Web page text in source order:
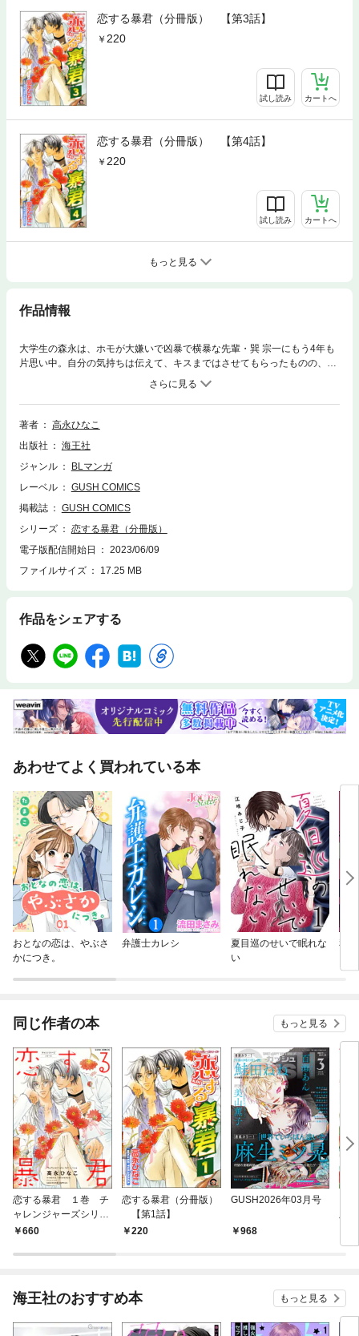
恋する暴君（分冊版） 【第3話】
220
試し読み カートへ
恋する暴君（分冊版） 【第4話】
220
試し読み カートへ
もっと見る
作品情報
大学生の森永は、ホモが大嫌いで凶暴で横暴な先輩・巽 宗一にもう4年も
片思い中。自分の気持ちは伝えて、キスまではさせてもらったものの、そ
の先なんて夢のまた夢…。と半ば諦めていた森永に最大のチャンス到来！
森永の長年の想いが報われる!?凶悪強暴、史上最も手ごわい「受」宗一と
そんな宗一に一目ぼれしてしまった森永の前代未聞の最強ラブ・コメディ
ｖ第1巻、登場！※この作品は単行本版『恋する暴君 1』に収録されていま
著者
高永ひなこ
出版社
海王社
ジャンル
BLマンガ
レーベル
GUSH COMICS
掲載誌
GUSH COMICS
シリーズ
恋する暴君（分冊版）
電子版配信開始日
2023/06/09
ファイルサイズ
17.25 MB
作品をシェアする
あわせてよく買われている本
おとなの恋は、やぶさ
かにつき。
弁護士カレシ
夏目巡のせいで眠れな
い
私
同じ作者の本 もっと見る
恋する暴君 １巻 チ
ャレンジャーズシリー
ズ660
恋する暴君（分冊版）
【第1話】
220
GUSH2026年03月号
968
海王社のおすすめ本 もっと見る